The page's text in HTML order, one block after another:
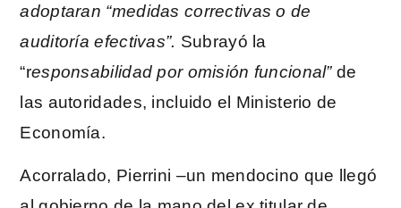
adoptaran “medidas correctivas o de
auditoría efectivas”. Subrayó la
“responsabilidad por omisión funcional”de
las autoridades, incluido el Ministerio de
Economía.
Acorralado, Pierrini –un mendocino que llegó